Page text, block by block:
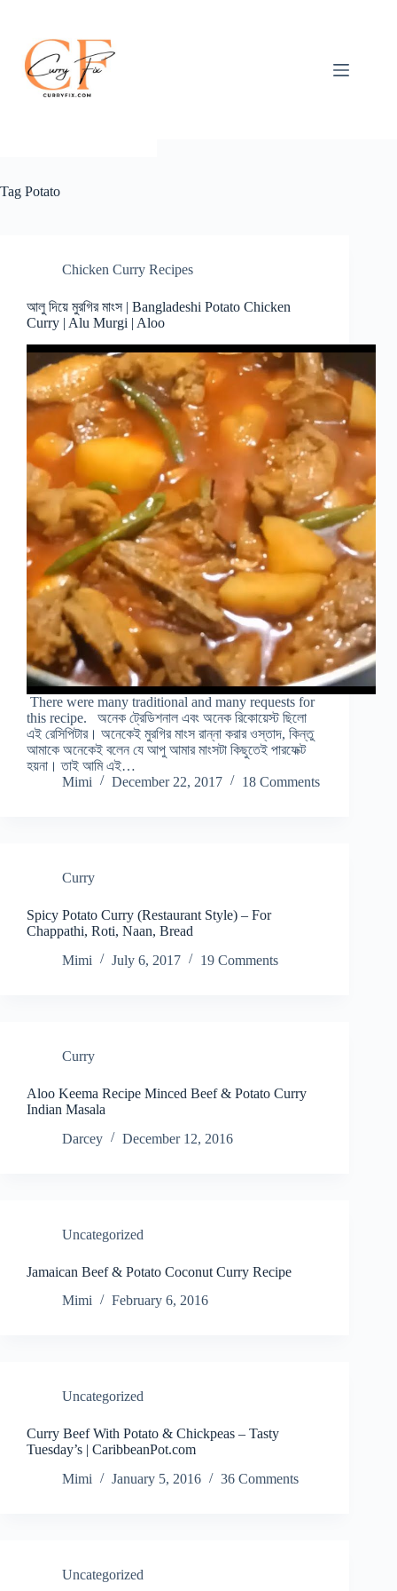
content
Tag Potato
Chicken Curry Recipes
আলু দিয়ে মুরগির মাংস | Bangladeshi Potato Chicken
Curry | Alu Murgi | Aloo
There were many traditional and many requests for
this recipe. অনেক ট্রেডিশনাল এবং অনেক রিকোয়েস্ট ছিলো
এই রেসিপিটার। অনেকেই মুরগির মাংস রান্না করার ওস্তাদ, কিন্তু
আমাকে অনেকেই বলেন যে আপু আমার মাংসটা কিছুতেই পারফেক্ট
হয়না। তাই আমি এই…
Mimi
December 22, 2017 18 Comments
Curry
Spicy Potato Curry (Restaurant Style) – For
Chappathi, Roti, Naan, Bread
Mimi
July 6, 2017 19 Comments
Curry
Aloo Keema Recipe Minced Beef & Potato Curry
Indian Masala
Darcey
December 12, 2016
Uncategorized
Jamaican Beef & Potato Coconut Curry Recipe
Mimi
February 6, 2016
Uncategorized
Curry Beef With Potato & Chickpeas – Tasty
Tuesday’s | CaribbeanPot.com
Mimi
January 5, 2016 36 Comments
Uncategorized